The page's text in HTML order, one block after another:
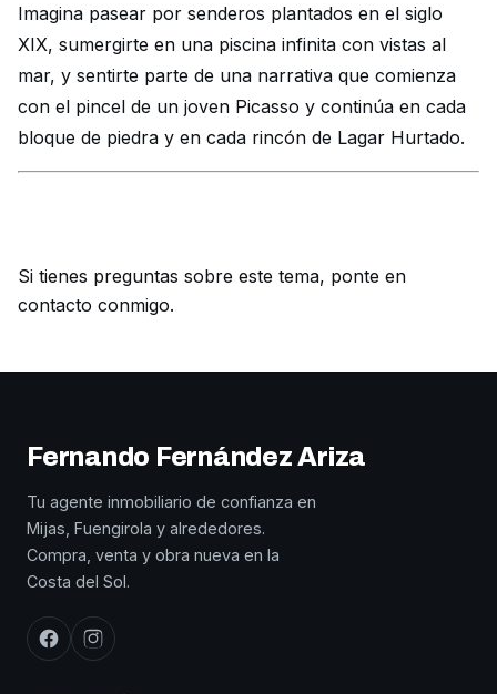
Imagina pasear por senderos plantados en el siglo
XIX, sumergirte en una piscina infinita con vistas al
mar, y sentirte parte de una narrativa que comienza
con el pincel de un joven Picasso y continúa en cada
bloque de piedra y en cada rincón de Lagar Hurtado.
Si tienes preguntas sobre este tema, ponte en
contacto conmigo.
Fernando Fernández Ariza
Tu agente inmobiliario de confianza en
Mijas, Fuengirola y alrededores.
Compra, venta y obra nueva en la
Costa del Sol.